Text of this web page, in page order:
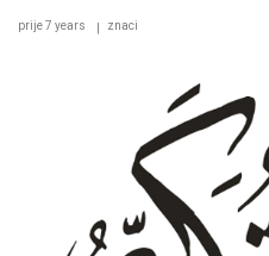
prije 7 years znaci